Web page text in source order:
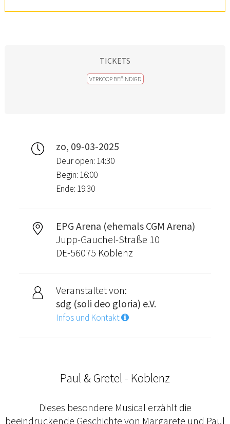
TICKETS
VERKOOP BEËINDIGD
zo, 09-03-2025
Deur open: 14:30
Begin: 16:00
Ende: 19:30
EPG Arena (ehemals CGM Arena)
Jupp-Gauchel-Straße 10
DE-56075 Koblenz
Veranstaltet von:
sdg (soli deo gloria) e.V.
Infos und Kontakt
Paul & Gretel - Koblenz
Dieses besondere Musical erzählt die
beeindruckende Geschichte von Margarete und Paul